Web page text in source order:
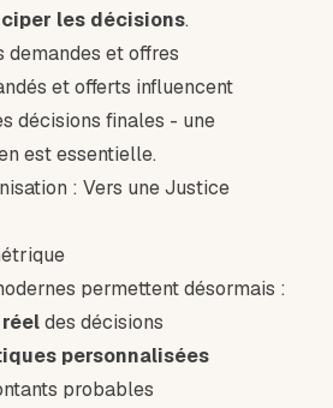
les décisions.
demandes et offres
et offerts influencent
décisions finales - une
est essentielle.
: Vers une Justice
permettent désormais :
des décisions
personnalisées
probables